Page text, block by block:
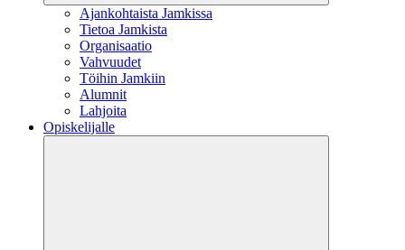
Ajankohtaista Jamkissa
Tietoa Jamkista
Organisaatio
Vahvuudet
Töihin Jamkiin
Alumnit
Lahjoita
Opiskelijalle